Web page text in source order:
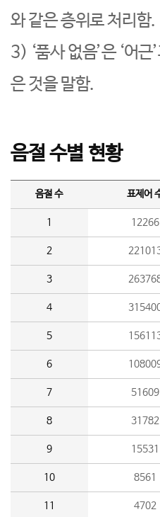
와 같은 층위로 처리함.
3) ‘품사 없음’은 ‘어
은 것을 말함.
음절 수별 현황
음절 수 표제어
1 12266
2
3
4
5
6
7 51609
8 31782
9 15531
10 8561
11 4702